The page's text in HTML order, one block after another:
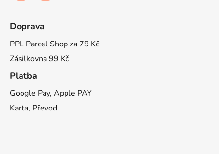
Doprava
PPL Parcel Shop za 79 Kč
Zásilkovna 99 Kč
Platba
Google Pay, Apple PAY
Karta, Převod